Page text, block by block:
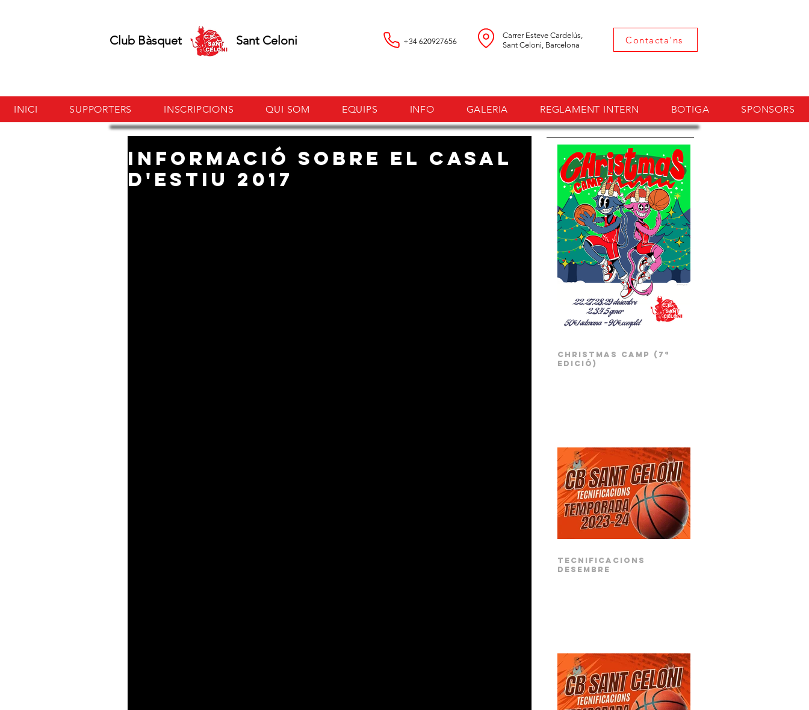
Club Bàsquet Sant Celoni +34 620927656
Carrer Esteve Cardelús,
Sant Celoni, Barcelona
Contacta'ns
INICI SUPPORTERS INSCRIPCIONS QUI SOM EQUIPS INFO GALERIA REGLAMENT INTERN BOTIGA SPONSORS
INFORMACIÓ SOBRE EL CASAL
D'ESTIU 2017
Christmas Camp (7ª
edició)
Tecnificacions
DESEMBRE